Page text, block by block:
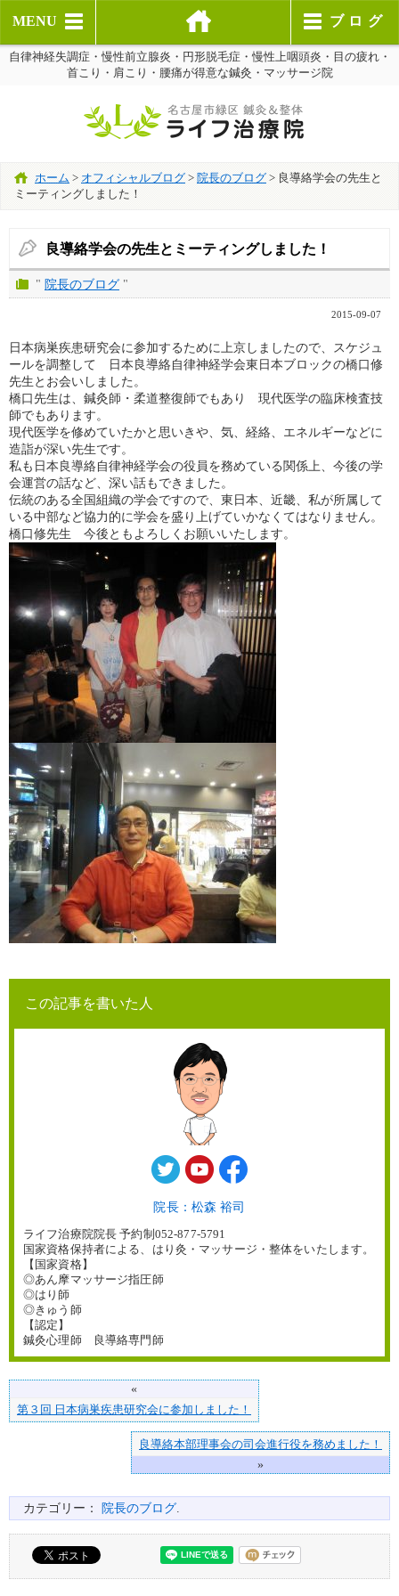
MENU ブログ
自律神経失調症・慢性前立腺炎・円形脱毛症・慢性上咽頭炎・目の疲れ・
首こり・肩こり・腰痛が得意な鍼灸・マッサージ院
ホーム > オフィシャルブログ> 院長のブログ > 良導絡学会の先生と
ミーティングしました！
良導絡学会の先生とミーティングしました！
" 院長のブログ "
2015-09-07
日本病巣疾患研究会に参加するために上京しましたので、スケジュ
ールを調整して 日本良導絡自律神経学会東日本ブロックの橋口修
先生とお会いしました。
橋口先生は、鍼灸師・柔道整復師でもあり 現代医学の臨床検査技
師でもあります。
現代医学を修めていたかと思いきや、気、経絡、エネルギーなどに
造詣が深い先生です。
私も日本良導絡自律神経学会の役員を務めている関係上、今後の学
会運営の話など、深い話もできました。
伝統のある全国組織の学会ですので、東日本、近畿、私が所属して
いる中部など協力的に学会を盛り上げていかなくてはなりません。
橋口修先生 今後ともよろしくお願いいたします。
この記事を書いた人
院長：松森 裕司
ライフ治療院院長 予約制052-877-5791
国家資格保持者による、はり灸・マッサージ・整体をいたします。
【国家資格】
◎あん摩マッサージ指圧師
◎はり師
◎きゅう師
【認定】
鍼灸心理師 良導絡専門師
«
第３回 日本病巣疾患研究会に参加しました！
良導絡本部理事会の司会進行役を務めました！
»
カテゴリー： 院長のブログ